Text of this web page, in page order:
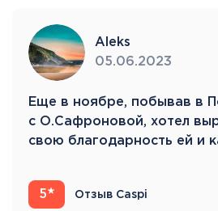
Aleks
05.06.2023
Eще в ноябре, побывав в
с О.Сафроновой, хотел
свою благодарность ей и
5 Отзыв Caspi